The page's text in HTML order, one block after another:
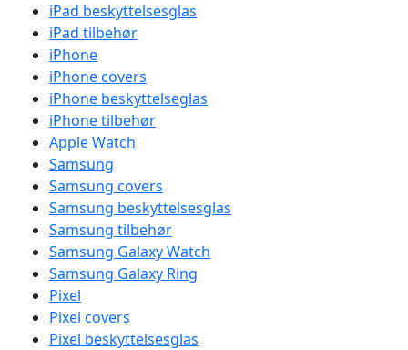
iPad beskyttelsesglas
iPad tilbehør
iPhone
iPhone covers
iPhone beskyttelseglas
iPhone tilbehør
Apple Watch
Samsung
Samsung covers
Samsung beskyttelsesglas
Samsung tilbehør
Samsung Galaxy Watch
Samsung Galaxy Ring
Pixel
Pixel covers
Pixel beskyttelsesglas